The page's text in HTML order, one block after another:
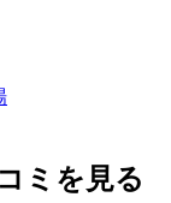
ミを見る